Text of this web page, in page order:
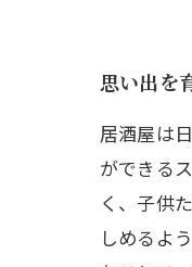
思い出を
居酒屋は
ができる
く、子供
しめるよ